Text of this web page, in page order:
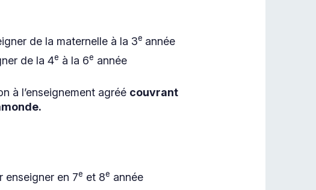
de la maternelle à la 3e année
de la 4e à la 6e année
à l’enseignement agréé couvrant
enseigner en 7e et 8e année